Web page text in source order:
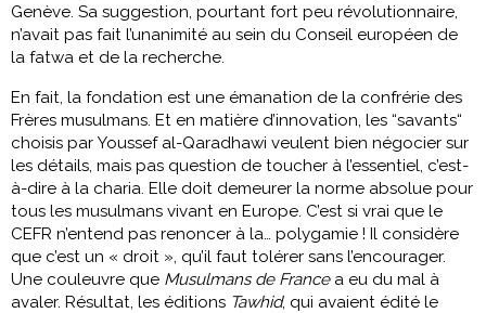
Genève. Sa suggestion, pourtant fort peu révolutionnaire,
n’avait pas fait l’unanimité au sein du Conseil européen de
la fatwa et de la recherche.
En fait, la fondation est une émanation de la confrérie des
Frères musulmans. Et en matière d’innovation, les “savants“
choisis par Youssef al-Qaradhawi veulent bien négocier sur
les détails, mais pas question de toucher à l’essentiel, c’est-
à-dire à la charia. Elle doit demeurer la norme absolue pour
tous les musulmans vivant en Europe. C’est si vrai que le
CEFR n’entend pas renoncer à la… polygamie ! Il considère
que c’est un « droit », qu’il faut tolérer sans l’encourager.
Une couleuvre que Musulmans de France a eu du mal à
avaler. Résultat, les éditions Tawhid, qui avaient édité le